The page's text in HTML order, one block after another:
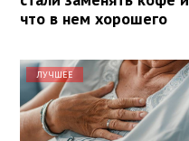
что в нем хорошего
ЛУЧШЕЕ